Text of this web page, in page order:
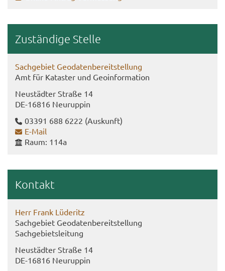
Zu­stän­di­ge Stel­le
Sach­ge­biet Geo­da­ten­be­reit­stel­lung
Amt für Ka­tas­ter und Geo­in­for­ma­ti­on
Neu­städ­ter Stra­ße 14
DE-​16816 Neu­rup­pin
03391 688 6222 (Aus­kunft)
E-​Mail
Raum: 114a
Kon­takt
Herr Frank Lü­de­ritz
Sach­ge­biet Geo­da­ten­be­reit­stel­lung
Sach­ge­biets­lei­tung
Neu­städ­ter Stra­ße 14
DE-​16816 Neu­rup­pin